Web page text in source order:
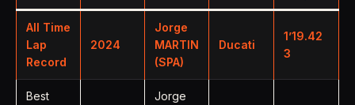
All Time
Lap
Record
2024
Jorge
MARTIN
(SPA)
Ducati
1’19.42
3
Best
Jorge